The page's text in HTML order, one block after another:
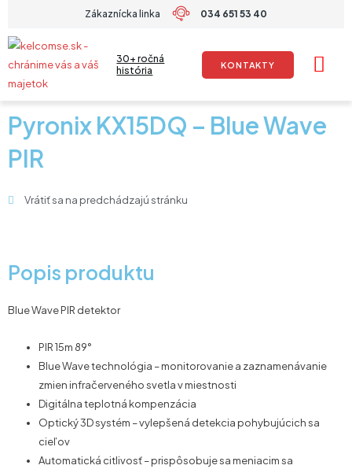
obsah
Zákaznícka linka 034 651 53 40
30+ ročná
história
KONTAKTY
Pyronix KX15DQ – Blue Wave
PIR
Vrátiť sa na predchádzajú stránku
Popis produktu
Blue Wave PIR detektor
PIR 15m 89°
Blue Wave technológia – monitorovanie a zaznamenávanie
zmien infračerveného svetla v miestnosti
Digitálna teplotná kompenzácia
Optický 3D systém – vylepšená detekcia pohybujúcich sa
cieľov
Automatická citlivosť – prispôsobuje sa meniacim sa